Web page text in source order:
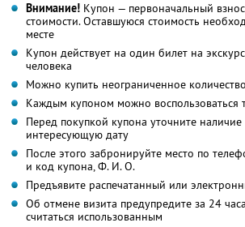
Внимание! Купон — первоначальный
стоимости. Оставшуюся стоимость
месте
Купон действует на один билет на
человека
Можно купить неограниченное
Каждым купоном можно воспользоваться
Перед покупкой купона уточните наличие
интересующую дату
После этого забронируйте место по
и код купона,Ф. И. О.
Предъявите распечатанный или
Об отмене визита предупредите за 24
считаться использованным